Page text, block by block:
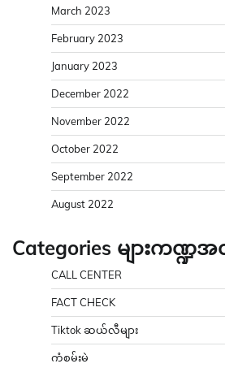
March 2023
February 2023
January 2023
December 2022
November 2022
October 2022
September 2022
August 2022
Categories များကဏ္
CALL CENTER
FACT CHECK
Tiktok ဆယ်လီများ
ကံစမ်းမဲ